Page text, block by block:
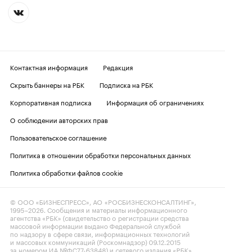
Контактная информация
Редакция
Скрыть баннеры на РБК
Подписка на РБК
Корпоративная подписка
Информация об ограничениях
О соблюдении авторских прав
Пользовательское соглашение
Политика в отношении обработки персональных данных
Политика обработки файлов cookie
© ООО «БИЗНЕСПРЕСС», АО «РОСБИЗНЕСКОНСАЛТИНГ»,
1995–2026 . Сообщения и материалы информационного
агентства «РБК» (свидетельство о регистрации средства
массовой информации выдано Федеральной службой
по надзору в сфере связи, информационных технологий
и массовых коммуникаций (Роскомнадзор) 09.12.2015
за номером ИА №ФС77-63848) и сетевого издания «РБК»